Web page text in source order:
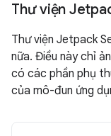
Thư viện
Thư viện Jetpack
nữa. Điều này chỉ
có các phần phụ
của mô-đun ứng